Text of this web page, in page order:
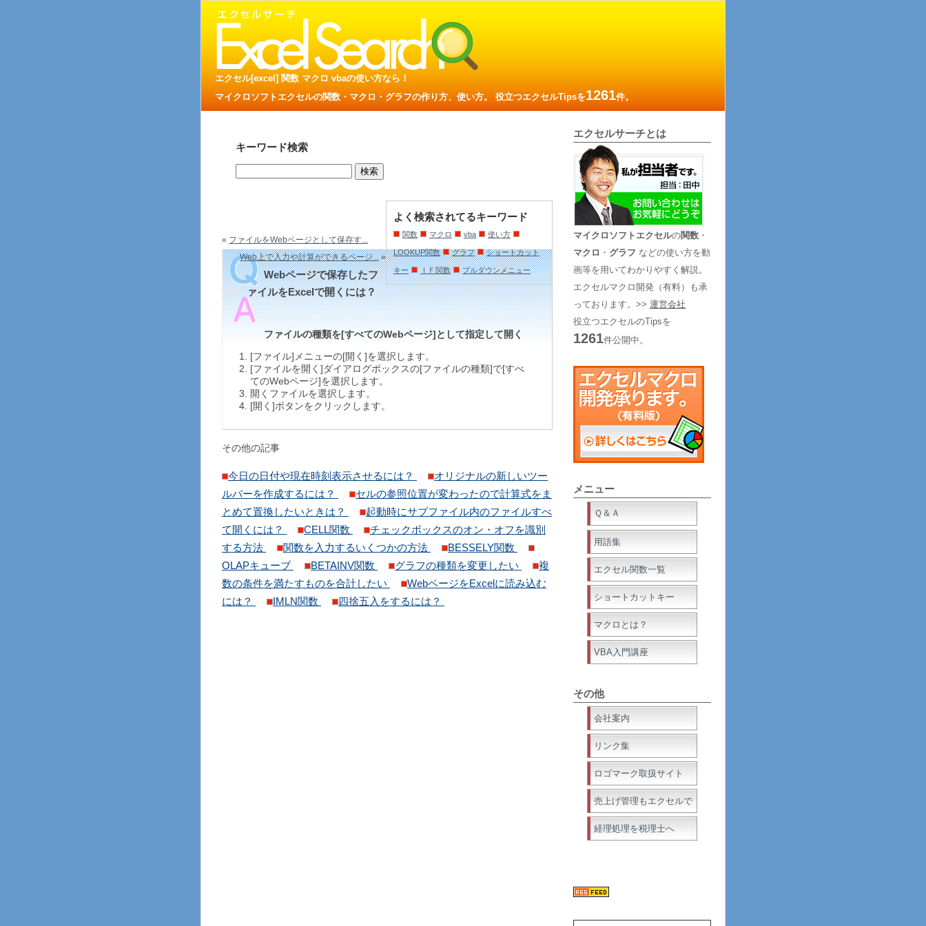
エクセル[excel] 関数 マクロ vbaの使い方なら！
マイクロソフトエクセルの関数・マクロ・グラフの作り方、使い方。 役立つエクセルTipsを1261件。
キーワード検索
よく検索されてるキーワード
関数 マクロ vba 使い方
LOOKUP関数 グラフ ショートカット
キー ＩＦ関数 プルダウンメニュー
« ファイルをWebページとして保存す...
Web上で入力や計算ができるページ...»
Webページで保存したフ
ァイルをExcelで開くには？
ファイルの種類を[すべてのWebページ]として指定して開く
[ファイル]メニューの[開く]を選択します。
[ファイルを開く]ダイアログボックスの[ファイルの種類]で[すべ
てのWebページ]を選択します。
開くファイルを選択します。
[開く]ボタンをクリックします。
その他の記事
今日の日付や現在時刻表示させるには？
オリジナルの新しいツー
ルバーを作成するには？
セルの参照位置が変わったので計算式をま
とめて置換したいときは？
起動時にサブファイル内のファイルすべ
て開くには？
CELL関数
チェックボックスのオン・オフを識別
する方法
関数を入力するいくつかの方法
BESSELY関数
OLAPキューブ
BETAINV関数 グラフの種類を変更したい
複
数の条件を満たすものを合計したい
WebページをExcelに読み込む
には？
IMLN関数 四捨五入をするには？
エクセルサーチとは
マイクロソフトエクセルの関数 ・
マクロ ・ グラフ などの使い方を動
画等を用いてわかりやすく解説。
エクセルマクロ開発（有料）も承
っております。>> 運営会社
役立つエクセルのTipsを
1261件公開中。
メニュー
Ｑ＆Ａ
用語集
エクセル関数一覧
ショートカットキー
マクロとは？
VBA入門講座
その他
会社案内
リンク集
ロゴマーク取扱サイト
売上げ管理もエクセルで
経理処理を税理士へ